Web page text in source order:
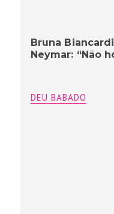
Bruna
Neymar: “Não
DEU BABADO